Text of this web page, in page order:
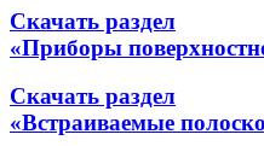
Скачать раздел
«Приборы
Скачать раздел
«Встраиваемые